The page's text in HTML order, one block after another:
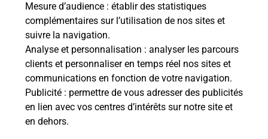
Mesure d’audience : établir des statistiques
complémentaires sur l’utilisation de nos sites et
suivre la navigation.
Analyse et personnalisation : analyser les parcours
clients et personnaliser en temps réel nos sites et
communications en fonction de votre navigation.
Publicité : permettre de vous adresser des publicités
en lien avec vos centres d’intérêts sur notre site et
en dehors.
Envoyer un colis